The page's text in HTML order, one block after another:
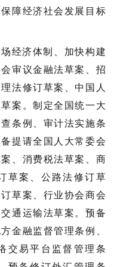
障经济社会发展目标
经济体制、加快构建
审议金融法草案、招
法修订草案、中国人
案。制定全国统一大
条例、审计法实施条
提请全国人大常委会
、消费税法草案、商
草案、公路法修订草
草案、行业协会商会
通运输法草案。预备
金融监督管理条例、
交易平台监督管理条